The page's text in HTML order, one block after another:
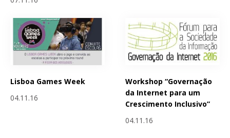
Lisboa Games Week
04.11.16
Workshop “Governação
da Internet para um
Crescimento Inclusivo”
04.11.16